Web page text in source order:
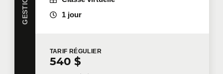
1 jour
TARIF RÉGULIER
540 $